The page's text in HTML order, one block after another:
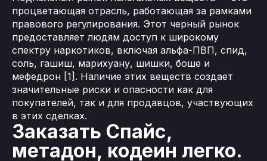
процветающая отрасль, работающая за рамками
правового регулирования. Этот черный рынок
предоставляет людям доступ к широкому
спектру наркотиков, включая альфа-ПВП, спид,
соль, гашиш, марихуану, шишки, боше и
мефедрон [1]. Наличие этих веществ создает
значительные риски и опасности как для
покупателей, так и для продавцов, участвующих
в этих сделках.
Заказать Спайс,
метадон, кодеин легко.